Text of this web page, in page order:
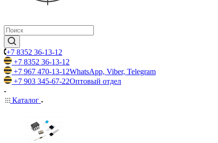
+7 8352 36-13-12
+7 8352 36-13-12
+7 967 470-13-12WhatsApp, Viber, Telegram
+7 903 345-67-22Оптовый отдел
Каталог